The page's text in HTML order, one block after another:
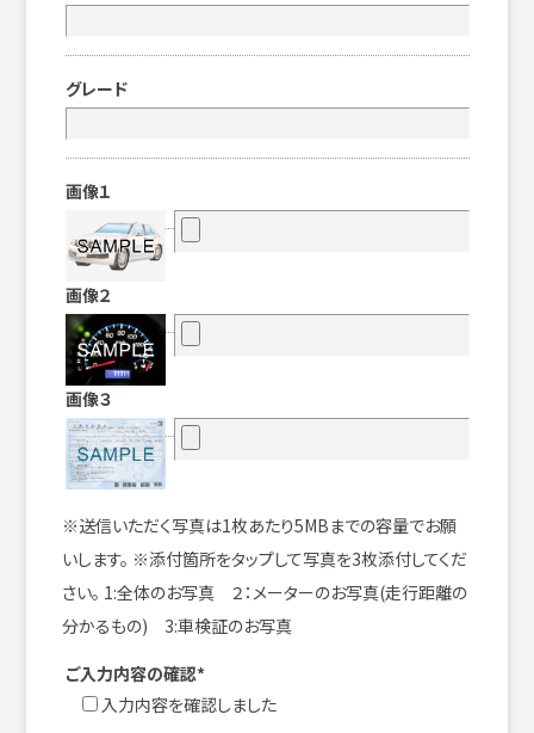
グレード
画像１
画像２
画像３
※送信いただく写真は1枚あたり5MBまでの容量でお願
いします。 ※添付箇所をタップして写真を3枚添付してくだ
さい。 1:全体のお写真 ２：メーターのお写真(走行距離の
分かるもの) 3:車検証のお写真
ご入力内容の確認*
入力内容を確認しました